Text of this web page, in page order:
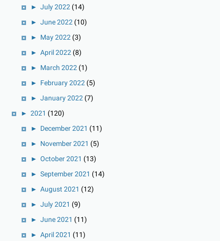
► July 2022 (14)
► June 2022 (10)
► May 2022 (3)
► April 2022 (8)
► March 2022 (1)
► February 2022 (5)
► January 2022 (7)
► 2021 (120)
► December 2021 (11)
► November 2021 (5)
► October 2021 (13)
► September 2021 (14)
► August 2021 (12)
► July 2021 (9)
► June 2021 (11)
► April 2021 (11)